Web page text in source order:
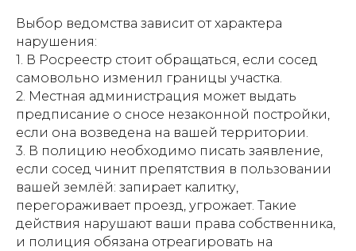
Выбор ведомства зависит от характера
нарушения:
1. В Росреестр стоит обращаться, если сосед
самовольно изменил границы участка.
2. Местная администрация может выдать
предписание о сносе незаконной постройки,
если она возведена на вашей территории.
3. В полицию необходимо писать заявление,
если сосед чинит препятствия в пользовании
вашей землёй: запирает калитку,
перегораживает проезд, угрожает. Такие
действия нарушают ваши права собственника,
и полиция обязана отреагировать на